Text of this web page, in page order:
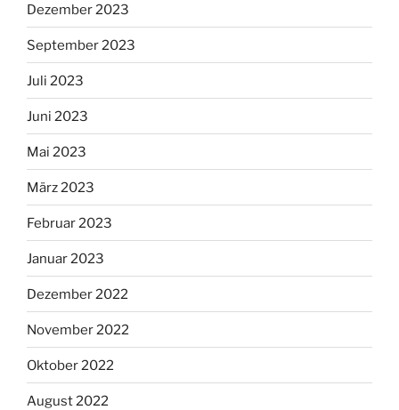
Dezember 2023
September 2023
Juli 2023
Juni 2023
Mai 2023
März 2023
Februar 2023
Januar 2023
Dezember 2022
November 2022
Oktober 2022
August 2022